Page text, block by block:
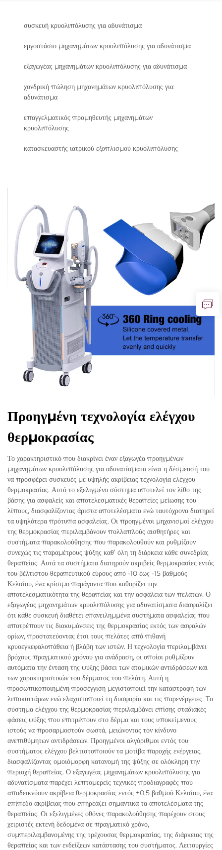
συσκευή κρυολιπόλυσης για αδυνάτισμα
εργοστάσιο μηχανημάτων κρυολιπόλυσης για αδυνάτισμα
εξαγωγέας μηχανημάτων κρυολιπόλυσης για αδυνάτισμα
χονδρική πώληση μηχανημάτων κρυολιπόλυσης για
αδυνάτισμα
επαγγελματικός προμηθευτής μηχανημάτων
κρυολιπόλυσης
κατασκευαστής ιατρικού εξοπλισμού κρυολιπόλυσης
Προηγμένη τεχνολογία ελέγχου
θερμοκρασίας
Το χαρακτηριστικό που διακρίνει έναν εξαγωγέα προηγμένων
μηχανημάτων κρυολιπόλυσης για αδυνατίσματα είναι η δέσμευσή του
να προσφέρει συσκευές με υψηλής ακρίβειας τεχνολογία ελέγχου
θερμοκρασίας. Αυτό το εξελιγμένο σύστημα αποτελεί τον λίθο της
βάσης για ασφαλείς και αποτελεσματικές θεραπείες μείωσης του
λίπους, διασφαλίζοντας άριστα αποτελέσματα ενώ ταυτόχρονα διατηρεί
τα υψηλότερα πρότυπα ασφαλείας. Οι προηγμένοι μηχανισμοί ελέγχου
της θερμοκρασίας περιλαμβάνουν πολλαπλούς αισθητήρες και
συστήματα παρακολούθησης που παρακολουθούν και ρυθμίζουν
συνεχώς τις παραμέτρους ψύξης καθ’ όλη τη διάρκεια κάθε συνεδρίας
θεραπείας. Αυτά τα συστήματα διατηρούν ακριβείς θερμοκρασίες εντός
του βέλτιστου θεραπευτικού εύρους από -10 έως -15 βαθμούς
Κελσίου, ένα κρίσιμο παράγοντα που καθορίζει την
αποτελεσματικότητα της θεραπείας και την ασφάλεια των πελατών. Ο
εξαγωγέας μηχανημάτων κρυολιπόλυσης για αδυνατίσματα διασφαλίζει
ότι κάθε συσκευή διαθέτει επανειλημμένα συστήματα ασφαλείας που
αποτρέπουν τις διακυμάνσεις της θερμοκρασίας εκτός των ασφαλών
ορίων, προστατεύοντας έτσι τους πελάτες από πιθανή
κρυοεγκεφαλοπάθεια ή βλάβη των ιστών. Η τεχνολογία περιλαμβάνει
βρόχους πραγματικού χρόνου για ανάδραση, οι οποίοι ρυθμίζουν
αυτόματα την ένταση της ψύξης βάσει των ατομικών αντιδράσεων και
των χαρακτηριστικών του δέρματος του πελάτη. Αυτή η
προσωπικοποιημένη προσέγγιση μεγιστοποιεί την καταστροφή των
λιποκυττάρων ενώ ελαχιστοποιεί τη δυσφορία και τις παρενέργειες. Το
σύστημα ελέγχου της θερμοκρασίας περιλαμβάνει επίσης σταδιακές
φάσεις ψύξης που επιτρέπουν στο δέρμα και τους υποκείμενους
ιστούς να προσαρμοστούν σωστά, μειώνοντας τον κίνδυνο
ανεπιθύμητων αντιδράσεων. Προηγμένοι αλγόριθμοι εντός του
συστήματος ελέγχου βελτιστοποιούν τα μοτίβα παροχής ενέργειας,
διασφαλίζοντας ομοιόμορφη κατανομή της ψύξης σε ολόκληρη την
περιοχή θεραπείας. Ο εξαγωγέας μηχανημάτων κρυολιπόλυσης για
αδυνατίσματα παρέχει λεπτομερείς τεχνικές προδιαγραφές που
αποδεικνύουν ακρίβεια θερμοκρασίας εντός ±0,5 βαθμού Κελσίου, ένα
επίπεδο ακρίβειας που επηρεάζει σημαντικά τα αποτελέσματα της
θεραπείας. Οι εξελιγμένες οθόνες παρακολούθησης παρέχουν στους
χειριστές εκτενή δεδομένα σε πραγματικό χρόνο,
συμπεριλαμβανομένης της τρέχουσας θερμοκρασίας, της διάρκειας της
θεραπείας και των ενδείξεων κατάστασης του συστήματος. Λειτουργίες